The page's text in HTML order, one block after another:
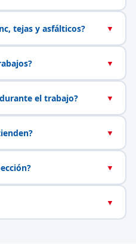
tejas y asfálticos? ▼
▼
el trabajo? ▼
▼
▼
▼